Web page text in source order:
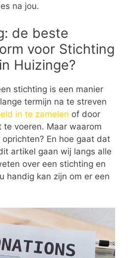
na jou.
de beste
voor Stichting
Huizinge?
stichting is een manier
termijn na te streven
in te zamelen of door
voeren. Maar waarom
En hoe gaat dat
artikel gaan wij langs alle
over een stichting en
handig kan zijn om er een